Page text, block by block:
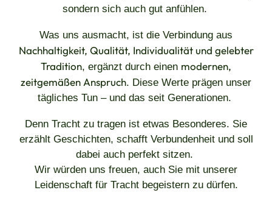
sondern sich auch gut anfühlen.
Was uns ausmacht, ist die Verbindung aus
Nachhaltigkeit, Qualität, Individualität und gelebter
Tradition, ergänzt durch einen modernen,
zeitgemäßen Anspruch. Diese Werte prägen unser
tägliches Tun – und das seit Generationen.
Denn Tracht zu tragen ist etwas Besonderes. Sie
erzählt Geschichten, schafft Verbundenheit und soll
dabei auch perfekt sitzen.
Wir würden uns freuen, auch Sie mit unserer
Leidenschaft für Tracht begeistern zu dürfen.